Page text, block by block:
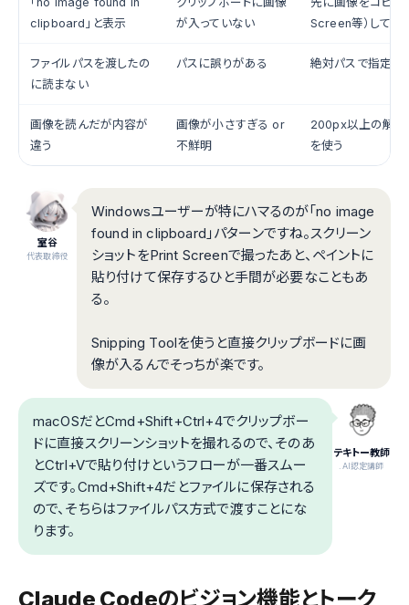
clipboard」と表示
が入っていない
Screen等）してか
ファイルパスを渡したの
に読まない
パスに誤りがある 絶対パスで指定し
画像を読んだが内容が
違う
画像が小さすぎる or
不鮮明
200px以上の解像
を使う
室谷
代表取締役
Windowsユーザーが特にハマるのが「no image
found in clipboard」パターンですね。スクリーン
ショットをPrint Screenで撮ったあと、ペイントに
貼り付けて保存するひと手間が必要なこともあ
る。
Snipping Toolを使うと直接クリップボードに画
像が入るんでそっちが楽です。
テキトー教師
.AI認定講師
macOSだとCmd+Shift+Ctrl+4でクリップボー
ドに直接スクリーンショットを撮れるので、そのあ
とCtrl+Vで貼り付けというフローが一番スムー
ズです。Cmd+Shift+4だとファイルに保存される
ので、そちらはファイルパス方式で渡すことにな
ります。
Claude Codeのビジョン機能とトーク